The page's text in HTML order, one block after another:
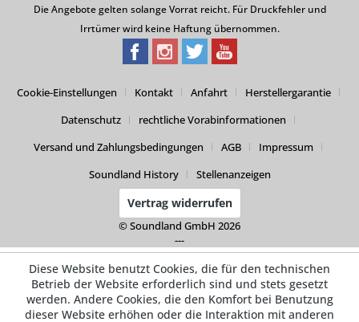
Die Angebote gelten solange Vorrat reicht. Für Druckfehler und
Irrtümer wird keine Haftung übernommen.
Cookie-Einstellungen Kontakt Anfahrt
Herstellergarantie
Datenschutz
rechtliche Vorabinformationen
Versand und Zahlungsbedingungen
AGB
Impressum
Soundland History
Stellenanzeigen
Vertrag widerrufen
© Soundland GmbH 2026
---
Diese Website benutzt Cookies, die für den technischen
Betrieb der Website erforderlich sind und stets gesetzt
werden. Andere Cookies, die den Komfort bei Benutzung
dieser Website erhöhen oder die Interaktion mit anderen